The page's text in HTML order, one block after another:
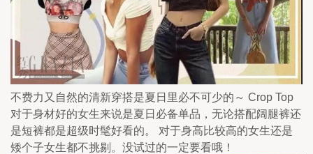
不费力又自然的清新穿搭是夏日里必不可少的～ Crop Top
对于身材好的女生来说是夏日必备单品，无论搭配阔腿裤还
是短裤都是超级时髦好看的。 对于身高比较高的女生还是
矮个子女生都不挑剔。没试过的一定要看哦！